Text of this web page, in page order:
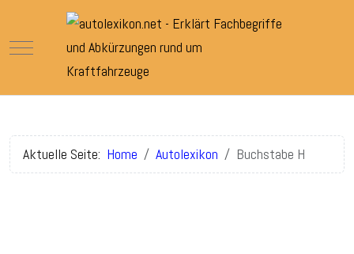
Mobile Menu Toggle
Aktuelle Seite: Home Autolexikon Buchstabe H